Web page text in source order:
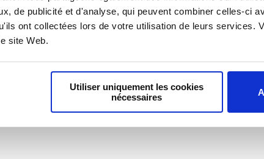
de publicité et d'analyse, qui peuvent combiner celles-ci
ont collectées lors de votre utilisation de leurs services.
site Web.
Utiliser uniquement les cookies
nécessaires